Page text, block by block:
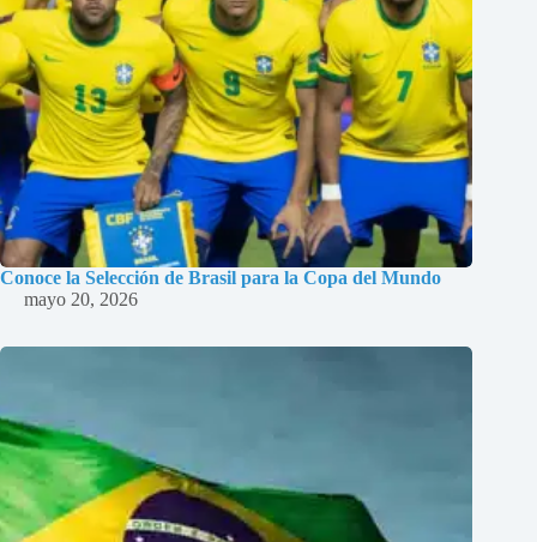
Conoce la Selección de Brasil para la Copa del Mundo
mayo 20, 2026